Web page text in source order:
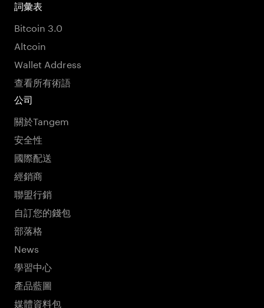
詞彙表
Bitcoin 3.0
Altcoin
Wallet Address
查看所有術語
公司
關於Tangem
安全性
國際配送
經銷商
聯盟行銷
自訂您的錢包
部落格
News
學習中心
產品藍圖
媒體資料包